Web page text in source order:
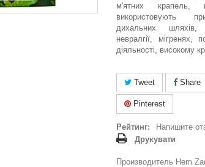
м'ятних крапель,
використовують
дихальних шляхів,
невралгії, мігренях,
діяльності, високому
Tweet Share
Pinterest
Рейтинг:
Напишите
Друкувати
Производитель Hem